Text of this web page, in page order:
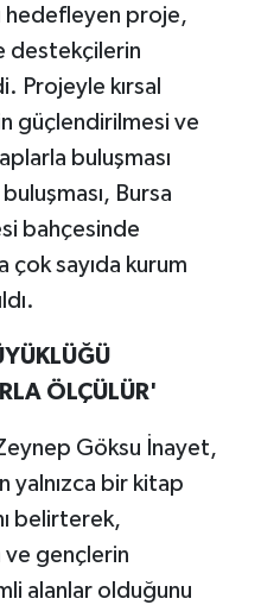
hedefleyen proje,
destekçilerin
Projeyle kırsal
güçlendirilmesi ve
buluşması
Bursa
bahçesinde
sayıda kurum
ÖLÇÜLÜR'
Göksu İnayet,
yalnızca bir kitap
belirterek,
ve gençlerin
alanlar olduğunu